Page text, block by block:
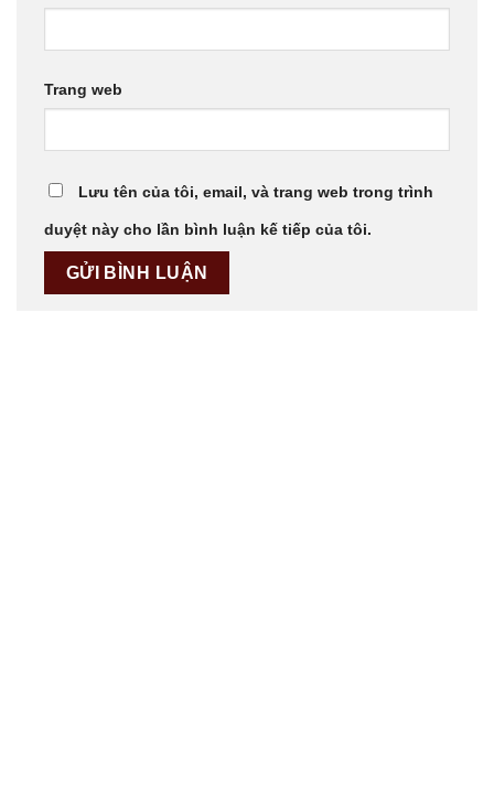
Trang web
Lưu tên của tôi, email, và trang web trong trình
duyệt này cho lần bình luận kế tiếp của tôi.